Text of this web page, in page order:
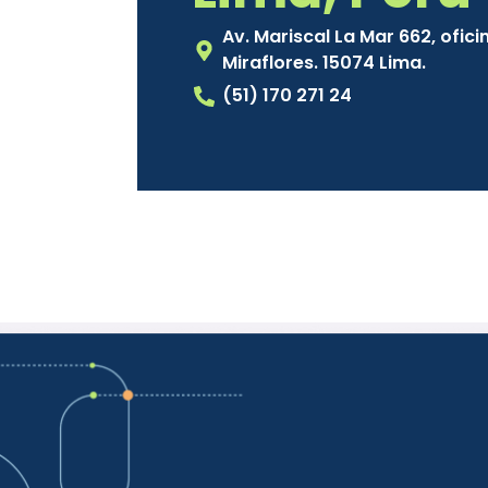
Av. Mariscal La Mar 662,
Miraflores. 15074 Lima.
(51) 170 271 24